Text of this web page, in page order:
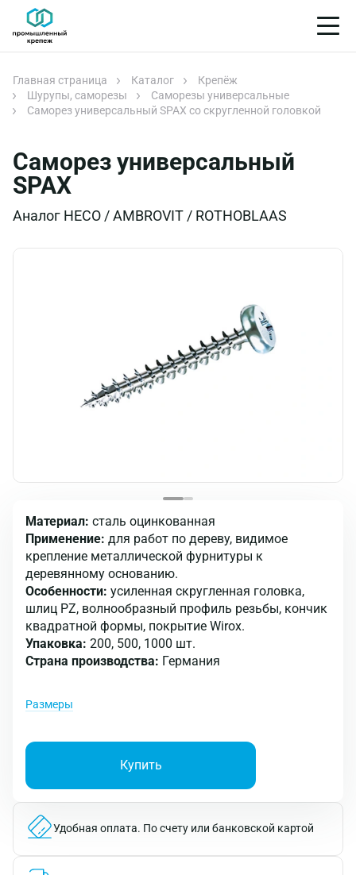
Главная страница Каталог
Крепёж
Шурупы, саморезы
Саморезы универсальные
Саморез универсальный SPAX со скругленной головкой
Саморез универсальный
SPAX
Аналог HECO / AMBROVIT / ROTHOBLAAS
Материал: сталь оцинкованная
Применение: для работ по дереву, видимое
крепление металлической фурнитуры к
деревянному основанию.
Особенности: усиленная скругленная головка,
шлиц PZ, волнообразный профиль резьбы, кончик
квадратной формы, покрытие Wirox.
Упаковка: 200, 500, 1000 шт.
Страна производства: Германия
Размеры
Купить
Удобная оплата. По счету или банковской картой